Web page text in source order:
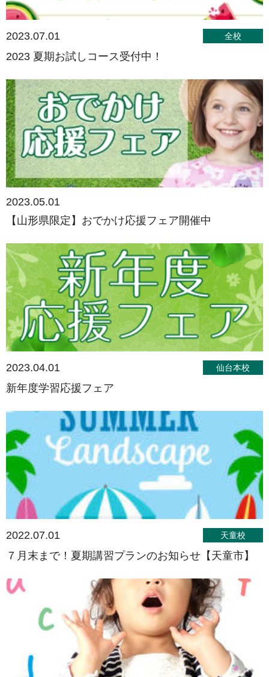
2023.07.01 全校
2023 夏期お試しコース受付中！
2023.05.01
【山形県限定】おでかけ応援フェア開催中
2023.04.01 仙台本校
新年度学習応援フェア
2022.07.01 天童校
７月末まで！夏期講習プランのお知らせ【天童市】